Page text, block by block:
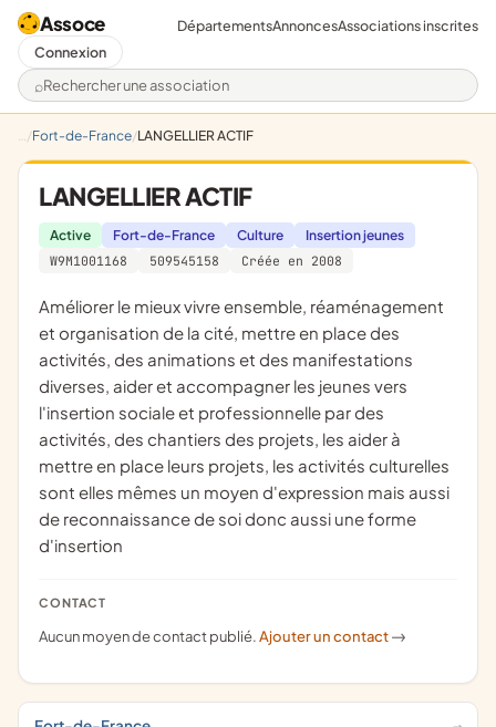
Assoce
Rechercher une association
DépartementsAnnoncesAssociations inscrites
Connexion
Fort-de-France LANGELLIER ACTIF
LANGELLIER ACTIF
Active Fort-de-France Culture
Insertion jeunes
W9M1001168
509545158 Créée en 2008
améliorer le mieux vivre ensemble, réaménagement
et organisation de la cité, mettre en place des
activités, des animations et des manifestations
diverses, aider et accompagner les jeunes vers
l'insertion sociale et professionnelle par des
activités, des chantiers des projets, les aider à
mettre en place leurs projets, les activités culturelles
sont elles mêmes un moyen d'expression mais aussi
de reconnaissance de soi donc aussi une forme
d'insertion
CONTACT
Aucun moyen de contact publié.Ajouter un contact ->